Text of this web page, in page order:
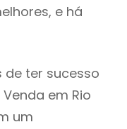
e há
de ter sucesso
em Rio
um